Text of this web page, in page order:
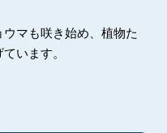
マも咲き始め、植物た
います。